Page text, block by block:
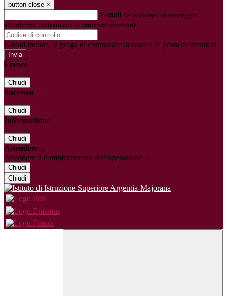
button close ×
E-mail Verrà inviato un messaggio
all'indirizzo indicato con le istruzioni necessarie.
E-mail inviata, si prega di controllare la casella di posta elettronica!
Errore
Chiudi
Successo
Chiudi
Informazione
Chiudi
Attendere...
Attendere il completamento dell'operazione...
Chiudi
Chiudi